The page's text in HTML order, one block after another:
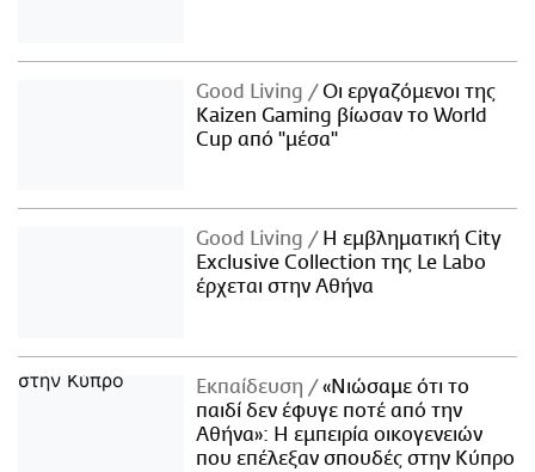
Good Living
Οι εργαζόμενοι της
Kaizen Gaming βίωσαν το World
Cup από "μέσα"
Good Living
Η εμβληματική City
Exclusive Collection της Le Labo
έρχεται στην Αθήνα
Εκπαίδευση
«Νιώσαμε ότι το
παιδί δεν έφυγε ποτέ από την
Αθήνα»: Η εμπειρία οικογενειών
που επέλεξαν σπουδές στην Κύπρο